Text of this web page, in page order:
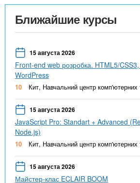
Ближайшие курсы
15 августа 2026
Front-end web розробка. HTML5/
WordPress
10 Кит, Навчальний центр комп'ютерних
15 августа 2026
JavaScript Pro: Standart + Advanced
Node.js)
10 Кит, Навчальний центр комп'ютерних
15 августа 2026
Майстер-клас ECLAIR BOOM